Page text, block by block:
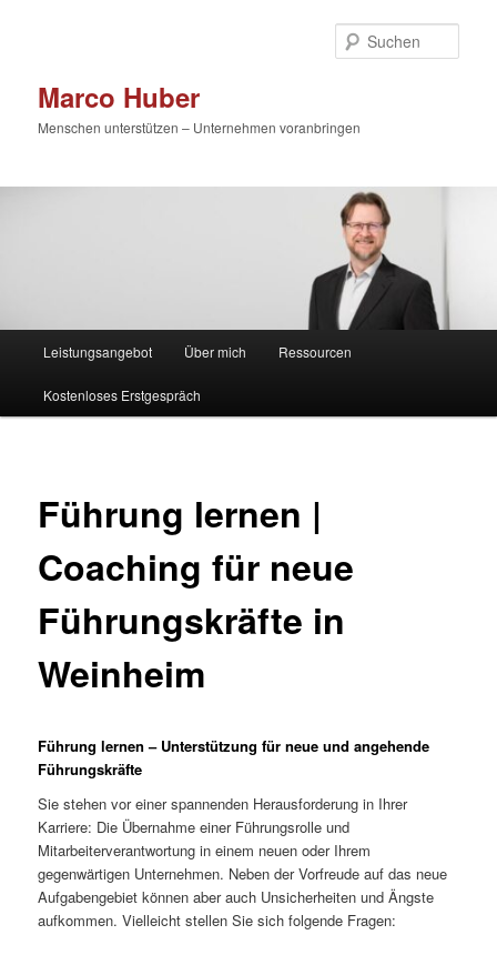
Marco Huber
Menschen unterstützen – Unternehmen voranbringen
Leistungsangebot Über mich Ressourcen
Kostenloses Erstgespräch
Führung lernen |
Coaching für neue
Führungskräfte in
Weinheim
Führung lernen – Unterstützung für neue und angehende
Führungskräfte
Sie stehen vor einer spannenden Herausforderung in Ihrer
Karriere: Die Übernahme einer Führungsrolle und
Mitarbeiterverantwortung in einem neuen oder Ihrem
gegenwärtigen Unternehmen. Neben der Vorfreude auf das neue
Aufgabengebiet können aber auch Unsicherheiten und Ängste
aufkommen. Vielleicht stellen Sie sich folgende Fragen: